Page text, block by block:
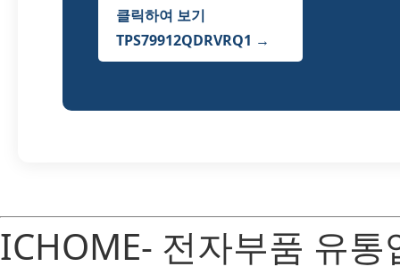
클릭하여 보기
TPS79912QDRVRQ1 →
ICHOME- 전자부품 유